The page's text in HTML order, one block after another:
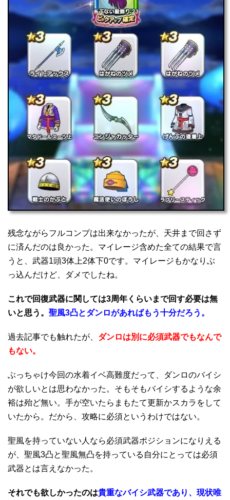
残念ながらフルコンプは出来なかったが、天井まで回さず
に済んだのは良かった。マイレージ含めた全ての結果で言
うと、武器1頭3体上2体下0です。マイレージもかなりぶ
っ込んだけど、ダメでしたね。
これで回復武器に関しては3周年くらいまで回す必要は無
いと思う。 聖風3凸とダンロがあればもう十分だろう。
過去記事でも触れたが、 ダンロは別に必須武器でもなんで
もない。
ぶっちゃけ今回の水着イベ高難度だって、ダンロのバイシ
が欲しいとは思わなかった。そもそもバイシするような余
裕は殆ど無い。手が空いたらまもたて更新かスカラをして
いたから。だから、攻略に必須というわけではない。
聖風を持っていない人なら必須武器ポジションになりえる
が、聖風3凸と聖風無凸を持っている自分にとっては必須
武器とは言えなかった。
それでも欲しかったのは貴重なバイシ武器であり、現状唯